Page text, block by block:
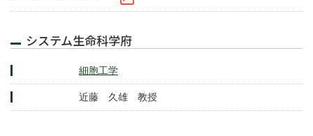
システム生命科学府
細胞工学
近藤 久雄 教授